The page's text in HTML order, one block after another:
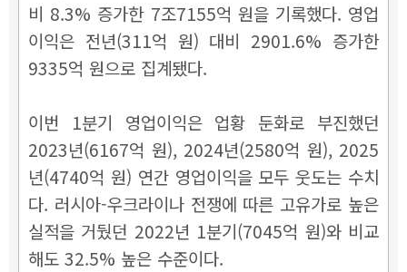
비 8.3% 증가한 7조7155억 원을 기록했다. 영업
이익은 전년(311억 원) 대비 2901.6% 증가한
9335억 원으로 집계됐다.
이번 1분기 영업이익은 업황 둔화로 부진했던
2023년(6167억 원), 2024년(2580억 원), 2025
년(4740억 원) 연간 영업이익을 모두 웃도는 수치
다. 러시아-우크라이나 전쟁에 따른 고유가로 높은
실적을 거뒀던 2022년 1분기(7045억 원)와 비교
해도 32.5% 높은 수준이다.